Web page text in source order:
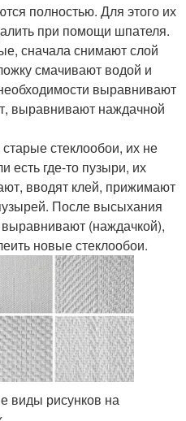
полностью. Для этого их
при помощи шпателя.
сначала снимают слой
смачивают водой и
выравнивают
выравнивают наждачной
стеклообои, их не
есть где-то пузыри, их
вводят клей, прижимают
После высыхания
(наждачкой),
новые стеклообои.
виды рисунков на